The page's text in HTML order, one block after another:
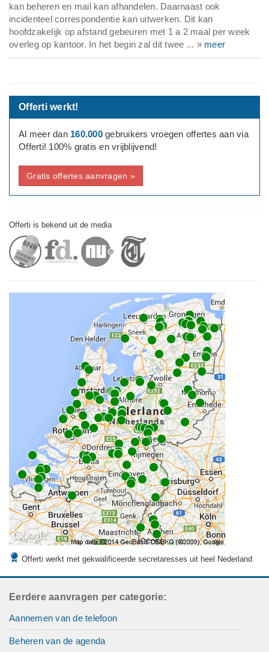
kan beheren en mail kan afhandelen. Daarnaast ook
incidenteel correspondentie kan uitwerken. Dit kan
hoofdzakelijk op afstand gebeuren met 1 a 2 maal per week
overleg op kantoor. In het begin zal dit twee ... » meer
Offerti werkt!
Al meer dan 160.000gebruikers vroegen offertes aan via
Offerti! 100% gratis en vrijblijvend!
Gratis offertes aanvragen »
Offerti is bekend uit de media
Offerti werkt met gekwalificeerde secretaresses uit heel Nederland
Eerdere aanvragen per categorie:
Aannemen van de telefoon
Beheren van de agenda